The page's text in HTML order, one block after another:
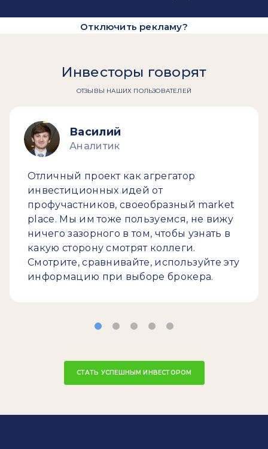
Отключить рекламу?
Инвесторы говорят
ОТЗЫВЫ НАШИХ ПОЛЬЗОВАТЕЛЕЙ
Василий
Аналитик
Отличный проект как агрегатор
инвестиционных идей от
профучастников, своеобразный market
place. Мы им тоже пользуемся, не вижу
ничего зазорного в том, чтобы узнать в
какую сторону смотрят коллеги.
Смотрите, сравнивайте, используйте эту
информацию при выборе брокера.
СТАТЬ УСПЕШНЫМ ИНВЕСТОРОМ